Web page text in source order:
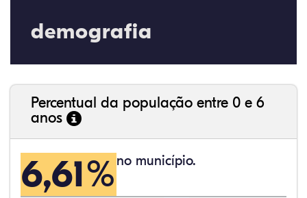
demografia
Percentual da população entre 0 e 6
anos
6,61% no município.